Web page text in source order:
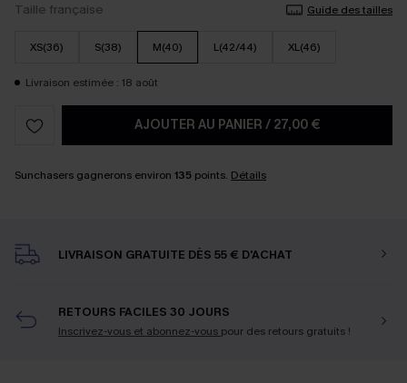
Taille française Guide des tailles
XS(36) S(38) M(40) L(42/44) XL(46)
Livraison estimée : 18 août
AJOUTER AU PANIER / 27,00 €
Sunchasers gagnerons environ 135 points. Détails
LIVRAISON GRATUITE DÈS 55 € D'ACHAT
RETOURS FACILES 30 JOURS
Inscrivez-vous et abonnez-vous pour des retours gratuits !